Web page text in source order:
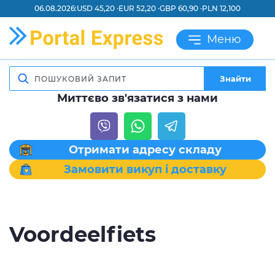
06.08.2026:USD 45,20 ·EUR 52,20 ·GBP 60,90 ·PLN 12,100
Меню
Знайти
Миттєво зв'язатися з нами
Отримати адресу складу
Замовити викуп і доставку
Voordeelfiets